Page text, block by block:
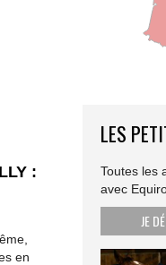
:
en
LES
Toutes les
avec
JE